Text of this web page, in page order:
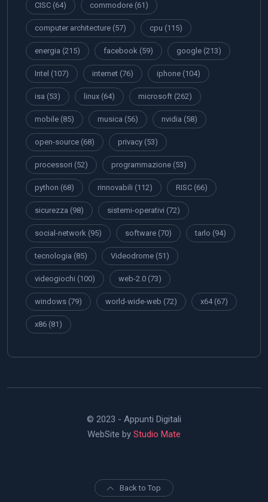
CISC (64) commodore (61)
computer architecture (57) cpu (115)
energia (215) facebook (59) google (213)
Intel (107) internet (76) iphone (104)
isa (53) linux (64) microsoft (262)
mobile (85) musica (56) nvidia (58)
open-source (68) privacy (53)
processori (52) programmazione (53)
python (68) rinnovabili (112) RISC (66)
sicurezza (98) sistemi-operativi (72)
social-network (95) software (70) tarlo (94)
tecnologia (85) Videodrome (51)
videogiochi (100) web-2.0 (73)
windows (79) world-wide-web (72) x64(67)
x86 (81)
© 2023 - Appunti Digitali
WebSite by Studio Mate
Back to Top